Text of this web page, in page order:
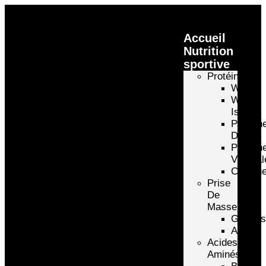
Accueil
Nutrition
sportive
Protéines
Whey
Whey
Isolate
D’oeuf
Prise
De
Masse
Gainers
Autre
Acides
Aminés